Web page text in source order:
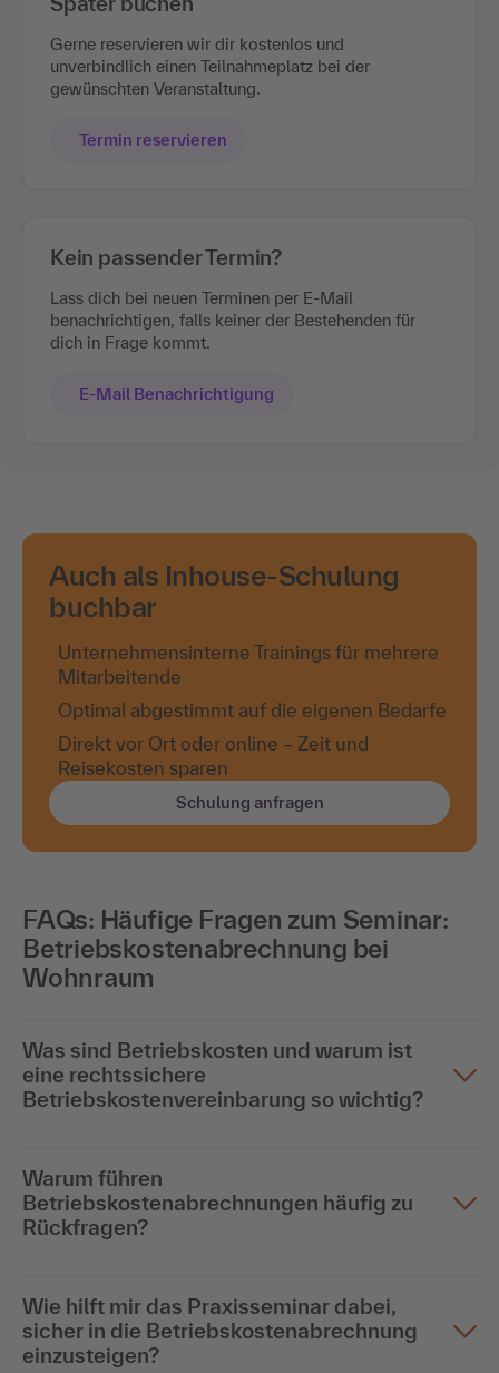
Gerne reservieren wir dir kostenlos und
unverbindlich einen Teilnahmeplatz bei der
gewünschten Veranstaltung.
Termin reservieren
Kein passender Termin?
Lass dich bei neuen Terminen per E-Mail
benachrichtigen, falls keiner der Bestehenden für
dich in Frage kommt.
E-Mail Benachrichtigung
Auch als Inhouse-Schulung
buchbar
Unternehmensinterne Trainings für mehrere
Mitarbeitende
Optimal abgestimmt auf die eigenen Bedarfe
Direkt vor Ort oder online – Zeit und
Reisekosten sparen
Schulung anfragen
FAQs: Häufige Fragen zum Seminar:
Betriebskostenabrechnung bei
Wohnraum
Was sind Betriebskosten und warum ist
eine rechtssichere
Betriebskostenvereinbarung so wichtig?
Warum führen
Betriebskostenabrechnungen häufig zu
Rückfragen?
Wie hilft mir das Praxisseminar dabei,
sicher in die Betriebskostenabrechnung
einzusteigen?